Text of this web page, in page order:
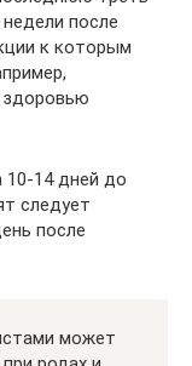
после
к которым
здоровью
10-14 дней до
следует
после
может